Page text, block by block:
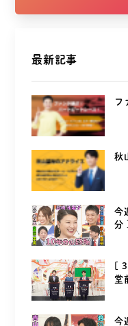
最新記事
フ
秋
今
分
[ 3
堂
今